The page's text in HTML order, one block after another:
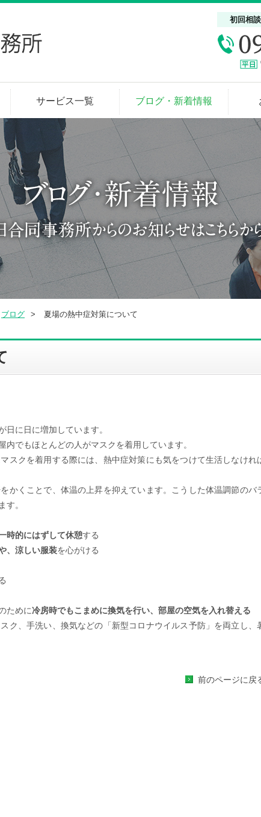
初回相
サービス一覧 ブログ・新着情報
ブログ 夏場の熱中症対策について
に日に増加しています。
でもほとんどの人がマスクを着用しています。
スクを着用する際には、熱中症対策にも気をつけて生活しなけれ
かくことで、体温の上昇を抑えています。こうした体温調節のバ
す。
時的にはずして休憩する
、涼しい服装を心がける
ために冷房時でもこまめに換気を行い、部屋の空気を入れ替える
ク、手洗い、換気などの「新型コロナウイルス予防」を両立し、
前のページに戻